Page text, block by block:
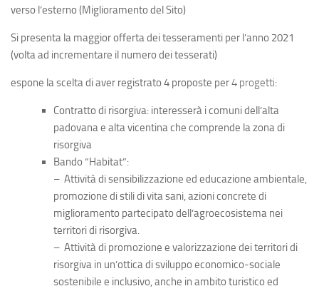
verso l’esterno (Miglioramento del Sito)
Si presenta la maggior offerta dei tesseramenti per l’anno 2021
(volta ad incrementare il numero dei tesserati)
espone la scelta di aver registrato 4 proposte per4 progetti:
Contratto di risorgiva: interesserà i comuni dell’alta
padovana e alta vicentina che comprende la zona di
risorgiva
Bando “Habitat”:
– Attività di sensibilizzazione ed educazione ambientale,
promozione di stili di vita sani, azioni concrete di
miglioramento partecipato dell’agroecosistema nei
territori di risorgiva.
– Attività di promozione e valorizzazione dei territori di
risorgiva in un’ottica di sviluppo economico-sociale
sostenibile e inclusivo, anche in ambito turistico ed